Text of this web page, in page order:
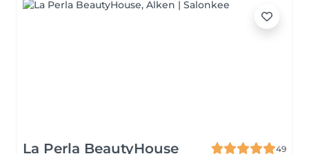
La Perla BeautyHouse
49